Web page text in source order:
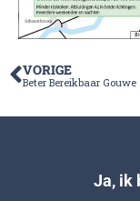
VORIGE
Ja, ik